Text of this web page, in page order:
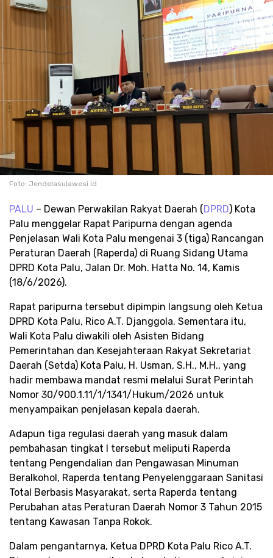
Foto: Jendelasulawesi.id
PALU – Dewan Perwakilan Rakyat Daerah (DPRD) Kota
Palu menggelar Rapat Paripurna dengan agenda
Penjelasan Wali Kota Palu mengenai 3 (tiga) Rancangan
Peraturan Daerah (Raperda) di Ruang Sidang Utama
DPRD Kota Palu, Jalan Dr. Moh. Hatta No. 14, Kamis
(18/6/2026).
​Rapat paripurna tersebut dipimpin langsung oleh Ketua
DPRD Kota Palu, Rico A.T. Djanggola. Sementara itu,
Wali Kota Palu diwakili oleh Asisten Bidang
Pemerintahan dan Kesejahteraan Rakyat Sekretariat
Daerah (Setda) Kota Palu, H. Usman, S.H., M.H., yang
hadir membawa mandat resmi melalui Surat Perintah
Nomor 30/900.1.11/1/1341/Hukum/2026 untuk
menyampaikan penjelasan kepala daerah.
​Adapun tiga regulasi daerah yang masuk dalam
pembahasan tingkat I tersebut meliputi Raperda
tentang Pengendalian dan Pengawasan Minuman
Beralkohol, Raperda tentang Penyelenggaraan Sanitasi
Total Berbasis Masyarakat, serta Raperda tentang
Perubahan atas Peraturan Daerah Nomor 3 Tahun 2015
tentang Kawasan Tanpa Rokok.
​Dalam pengantarnya, Ketua DPRD Kota Palu Rico A.T.